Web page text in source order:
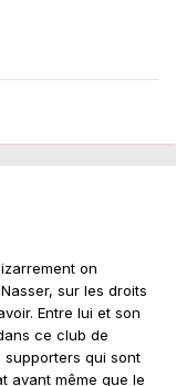
on
sur les droits
Entre lui et son
ce club de
supporters qui sont
avant même que le